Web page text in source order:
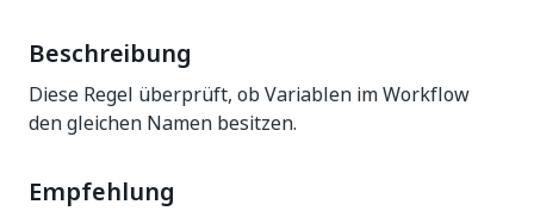
Beschreibung
Diese Regel überprüft, ob Variablen im Workflow
den gleichen Namen besitzen.
Empfehlung